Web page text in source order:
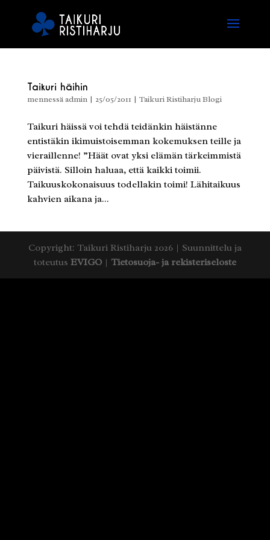
Taikuri häihin
mennessäadmin| 25/05/2011 | Taikuri Ristiharju Blogi
Taikuri häissä voi tehdä teidänkin häistänne
entistäkin ikimuistoisemman kokemuksen teille ja
vieraillenne! ”Häät ovat yksi elämän tärkeimmistä
päivistä. Silloin haluaa, että kaikki toimii.
Taikuuskokonaisuus todellakin toimi! Lähitaikuus
kahvien aikana ja...
Copyright: Taikuri Ristiharju 2026 | Suunnittelu ja
toteutus EVIGO| Tietosuoja- ja rekisteriseloste